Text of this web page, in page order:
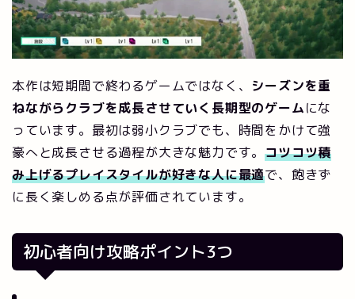
本作は短期間で終わるゲームではなく、 シーズンを重
ねながらクラブを成長させていく長期型のゲームにな
っています。最初は弱小クラブでも、時間をかけて強
豪へと成長させる過程が大きな魅力です。コツコツ積
み上げるプレイスタイルが好きな人に最適で、飽きず
に長く楽しめる点が評価されています。
初心者向け攻略ポイント3つ